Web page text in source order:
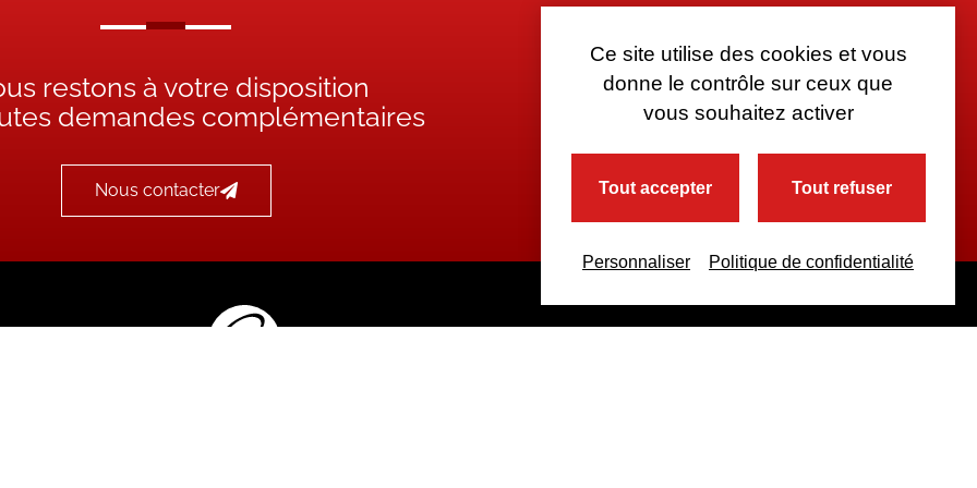
restons à votre disposition
demandes complémentaires
Nous contacter
Ce site utilise des cookies et vous
donne le contrôle sur ceux que
vous souhaitez activer
Tout accepter Tout refuser
Personnaliser Politique de confidentialité